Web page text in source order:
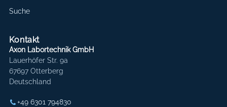
Suche
Kontakt
Axon Labortechnik GmbH
Lauerhöfer Str. 9a
67697 Otterberg
Deutschland
+49 6301 794830